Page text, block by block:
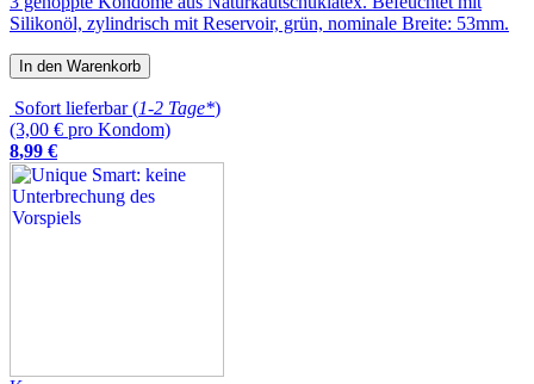
Silikonöl, zylindrisch mit Reservoir, grün, nominale Breite: 53mm.
In den Warenkorb
Sofort lieferbar (1-2 Tage*)
(3,00 € pro Kondom)
8,99 €